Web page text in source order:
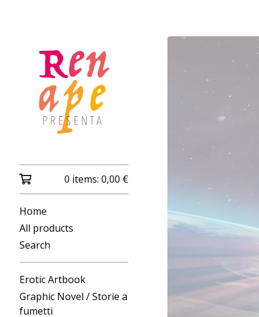
0 items: 0,00 €
Home
All products
Search
Erotic Artbook
Graphic Novel / Storie a
fumetti